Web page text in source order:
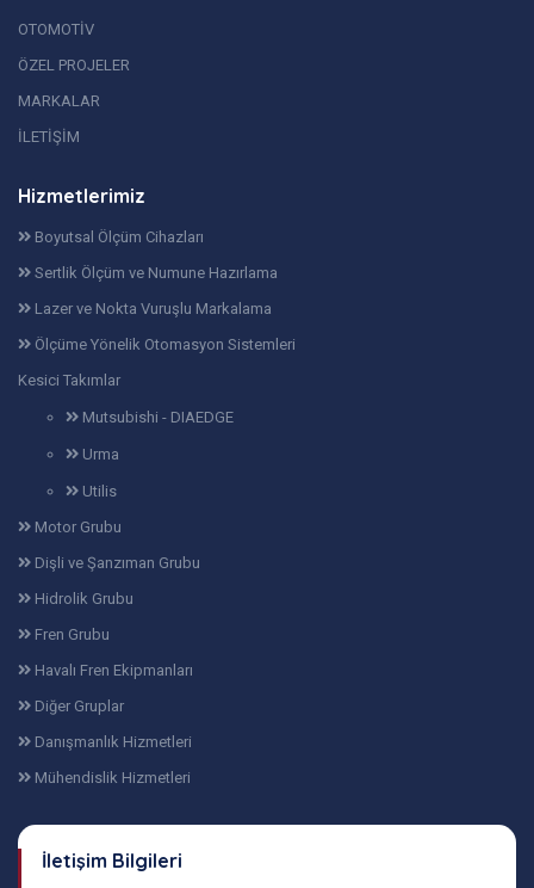
OTOMOTİV
ÖZEL PROJELER
MARKALAR
İLETİŞİM
Hizmetlerimiz
Boyutsal Ölçüm Cihazları
Sertlik Ölçüm ve Numune Hazırlama
Lazer ve Nokta Vuruşlu Markalama
Ölçüme Yönelik Otomasyon Sistemleri
Kesici Takımlar
Mutsubishi - DIAEDGE
Urma
Utilis
Motor Grubu
Dişli ve Şanzıman Grubu
Hidrolik Grubu
Fren Grubu
Havalı Fren Ekipmanları
Diğer Gruplar
Danışmanlık Hizmetleri
Mühendislik Hizmetleri
İletişim Bilgileri